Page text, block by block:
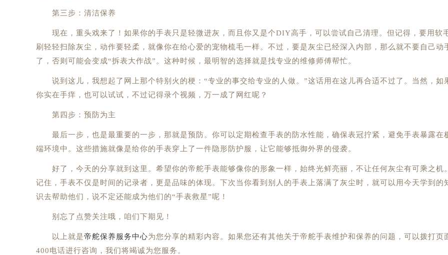
第三步：清洁保养
现在，重头戏来了！如果你的手表只是轻微进灰，而且你又是个DIY高手，可以尝试自己清理。但记得，要用软
刷轻轻扫除灰尘，动作要轻柔，就像你在给心爱的宠物梳毛一样。不过，要是灰尘已经深入内部，那么就不要自己动
了，否则可能会变成“拆表大作战”。这种时候，最明智的选择就是找专业的维修师傅帮忙。
说到这儿，我想起了网上那个特别火的梗：“专业的事交给专业的人做。”这话用在这儿再合适不过了。当然，如
你实在手痒，也可以试试，不过记得录个视频，万一成了网红呢？
第四步：预防为主
最后一步，也是最重要的一步，那就是预防。你可以定期检查手表的防水性能，确保表冠拧紧，避免手表暴露在
端环境中。这些措施就像是给你的手表穿上了一件隐形防护服，让它能够抵御外界的侵袭。
好了，今天的分享就到这里。希望你的帝舵手表能够像你的形象一样，始终光鲜亮丽，不让任何灰尘有可乘之机
记住，手表不仅是时间的记录者，更是品味的体现。下次当你看到别人的手表上落满了灰尘时，就可以用今天学到的
识去帮助他们，说不定还能成为他们的“手表救星”呢！
别忘了点赞关注哦，咱们下期见！
以上就是帝舵保养服务中心为您分享的精彩内容。如果您还有其他关于帝舵手表维护和保养的问题，可以拨打页
400电话进行咨询，我们将竭诚为您服务。